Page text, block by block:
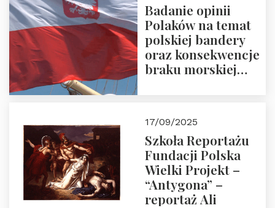
Badanie opinii
Polaków na temat
polskiej bandery
oraz konsekwencje
braku morskiej
17/09/2025
Szkoła Reportażu
Fundacji Polska
Wielki Projekt –
“Antygona” –
reportaż Ali